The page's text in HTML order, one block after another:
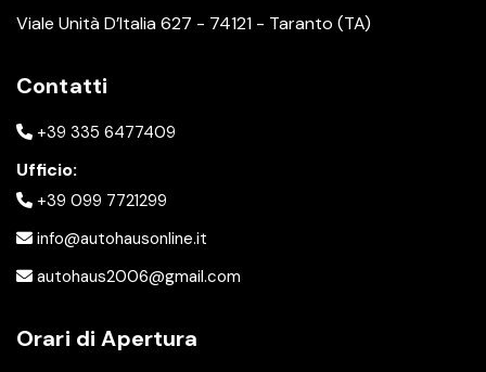
Viale Unità D’Italia 627 - 74121 - Taranto (TA)
Contatti
+39 335 6477409
Ufficio:
+39 099 7721299
info@autohausonline.it
autohaus2006@gmail.com
Orari di Apertura